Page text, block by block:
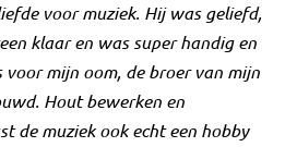
voor muziek. Hij was geliefd,
klaar en was super handig en
mijn oom, de broer van mijn
Hout bewerken en
de muziek ook echt een hobby